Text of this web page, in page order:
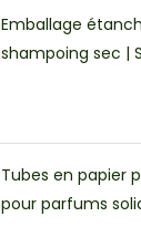
Emballage
shampoing sec |
Tubes en papier
pour parfums